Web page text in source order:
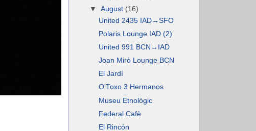
▼August (16)
United 2435 IAD→SFO
Polaris Lounge IAD (2)
United 991 BCN→IAD
Joan Mirò Lounge BCN
El Jardí
O'Toxo 3 Hermanos
Museu Etnològic
Federal Cafè
El Rincón